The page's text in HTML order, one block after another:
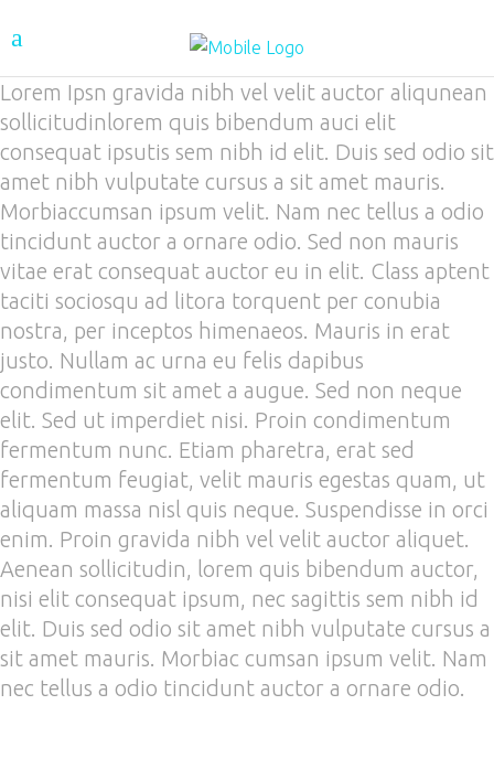
Lorem Ipsn gravida nibh vel velit auctor aliqunean
sollicitudinlorem quis bibendum auci elit
consequat ipsutis sem nibh id elit. Duis sed odio sit
amet nibh vulputate cursus a sit amet mauris.
Morbiaccumsan ipsum velit. Nam nec tellus a odio
tincidunt auctor a ornare odio. Sed non mauris
vitae erat consequat auctor eu in elit. Class aptent
taciti sociosqu ad litora torquent per conubia
nostra, per inceptos himenaeos. Mauris in erat
justo. Nullam ac urna eu felis dapibus
condimentum sit amet a augue. Sed non neque
elit. Sed ut imperdiet nisi. Proin condimentum
fermentum nunc. Etiam pharetra, erat sed
fermentum feugiat, velit mauris egestas quam, ut
aliquam massa nisl quis neque. Suspendisse in orci
enim. Proin gravida nibh vel velit auctor aliquet.
Aenean sollicitudin, lorem quis bibendum auctor,
nisi elit consequat ipsum, nec sagittis sem nibh id
elit. Duis sed odio sit amet nibh vulputate cursus a
sit amet mauris. Morbiac cumsan ipsum velit. Nam
nec tellus a odio tincidunt auctor a ornare odio.